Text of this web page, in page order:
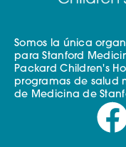
Somos la única
para Stanford
Packard Children's
programas de salud
de Medicina de